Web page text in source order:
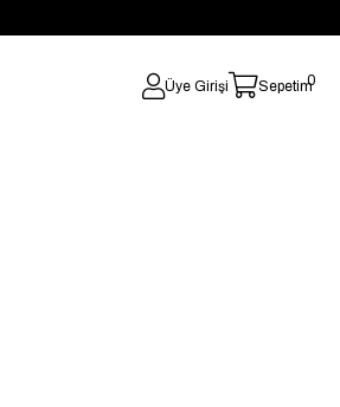
Üye Girişi Sepetim0